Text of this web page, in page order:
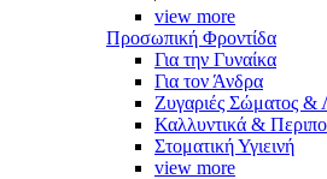
view more
Προσωπική Φροντίδα
Για την Γυναίκα
Για τον Άνδρα
Ζυγαριές Σώματος &
Καλλυντικά &
Στοματική Υγιεινή
view more